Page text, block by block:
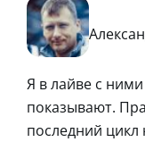
Я в лайве с
показывают.
последний